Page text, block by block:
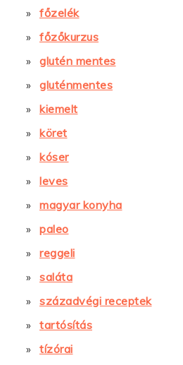
főzelék
főzőkurzus
glutén mentes
gluténmentes
kiemelt
köret
kóser
leves
magyar konyha
paleo
reggeli
saláta
századvégi receptek
tartósítás
tízórai